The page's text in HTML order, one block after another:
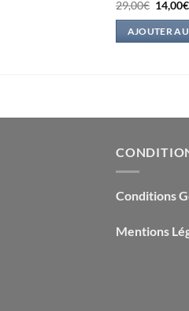
29,00€ Le
prix
initial
était :
14,00€
AJOUTER
Conditions
Mentions